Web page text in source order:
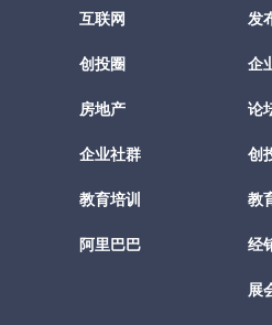
互联网
创投圈
房地产
企业社群
教育培训
阿里巴巴
发
企
论
创
教
经
展